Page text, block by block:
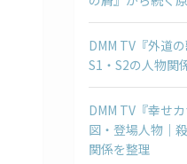
DMM TV『外道
S1・S2の人物関
DMM TV『幸せ
図・登場人物｜
関係を整理